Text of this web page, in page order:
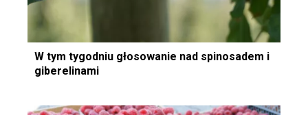
W tym tygodniu głosowanie nad spinosadem i
giberelinami